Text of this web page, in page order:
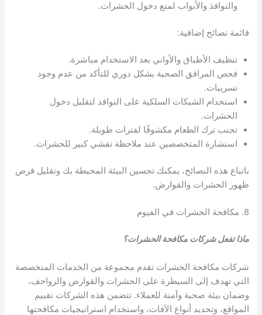
والنوافذ والأبواب لمنع دخول الحشرات.
قائمة نصائح إضافية:
تنظيف الأطباق والأواني بعد الاستخدام مباشرة.
فحص المرافق الصحية بشكل دوري للتأكد من عدم وجود
تسريبات.
استخدام الشبكات السلكية على النوافذ لتقليل دخول
الحشرات.
تجنب ترك الطعام مكشوفًا لفترات طويلة.
استشارة المتخصصين عند ملاحظة تفشي كبير للحشرات.
باتباع هذه النصائح، يمكنك تحسين البيئة المحيطة بك وتقليل فرص
ظهور الحشرات والقوارض.
8. مكافحة الحشرات في الفيوم
ماذا تفعل شركات مكافحة الحشرات؟
شركات مكافحة الحشرات تقدم مجموعة من الخدمات المتخصصة
التي تهدف إلى السيطرة على الحشرات والقوارض والزواحف،
وضمان بيئة صحية وآمنة للعملاء. تتضمن هذه الشركات تقييم
المواقع، وتحديد أنواع الآفات، واستخدام استراتيجيات مكافحتها